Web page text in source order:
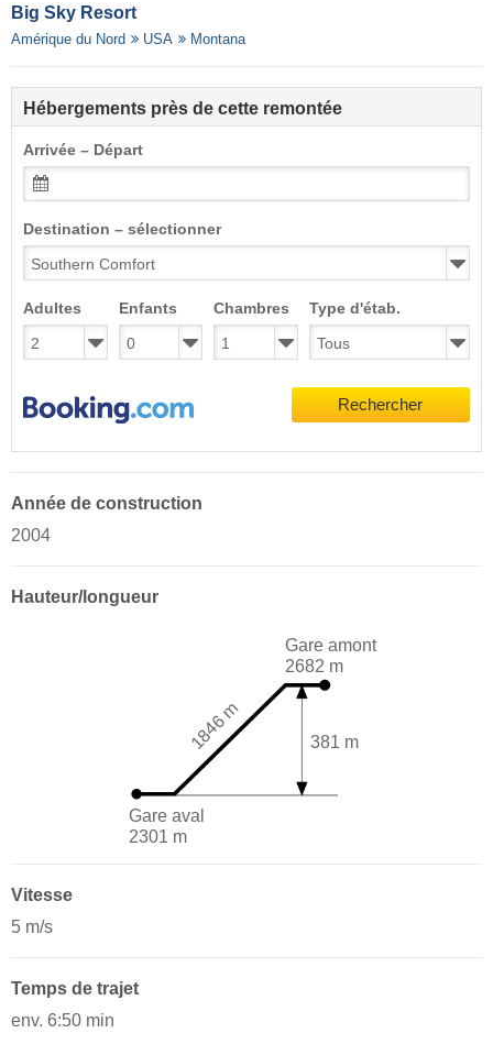
Big Sky Resort
Amérique du Nord USA Montana
Hébergements près de cette remontée
Arrivée – Départ
Destination – sélectionner
Adultes Enfants Chambres Type d'étab.
Rechercher
Année de construction
2004
Hauteur/longueur
Gare aval
2301 m
Gare amont
2682 m
381 m
1846 m
Vitesse
5 m/s
Temps de trajet
env. 6:50 min